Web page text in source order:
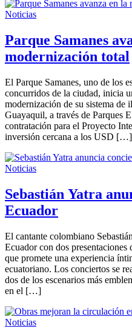
Noticias
Parque Samanes
modernización total
El Parque Samanes, uno de los
concurridos de la ciudad, inicia
modernización de su sistema
Guayaquil, a través de Parques
contratación para el Proyecto
inversión cercana a los USD […]
Noticias
Sebastián Yatra
Ecuador
El cantante colombiano
Ecuador con dos presentaciones
que promete una experiencia
ecuatoriano. Los conciertos se
dos de los escenarios más
en el […]
Noticias